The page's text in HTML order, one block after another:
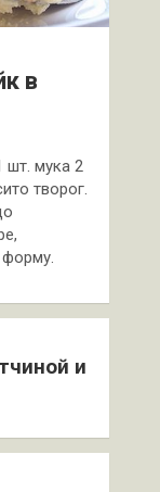
в
шт. мука 2
творог.
и